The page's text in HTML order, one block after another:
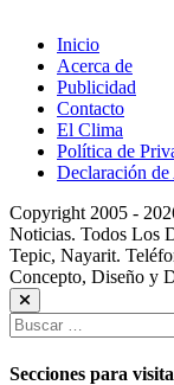
Inicio
Acerca de
Publicidad
Contacto
El Clima
Política de
Declaración
Copyright 2005 -
Noticias. Todos Los
Tepic, Nayarit.
Concepto, Diseño y
Buscar:
Secciones para